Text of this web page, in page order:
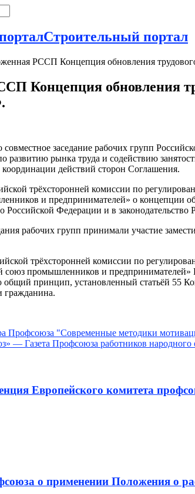
Строительный портал
РССП Концепция обновления
Концепция обновления
заседание рабочих групп
развитию рынка труда и содействию
координации действий сторон Соглашения.
трёхсторонней комиссии по
и предпринимателей» о концепции
Российской Федерации и в
рабочих групп принимали участие
трёхсторонней комиссии по
союз промышленников и
принцип, установленный статьёй 55
гражданина.
Профсоюза "Современные методики
— Газета Профсоюза работников народного
Европейского комитета
о применении Положения о